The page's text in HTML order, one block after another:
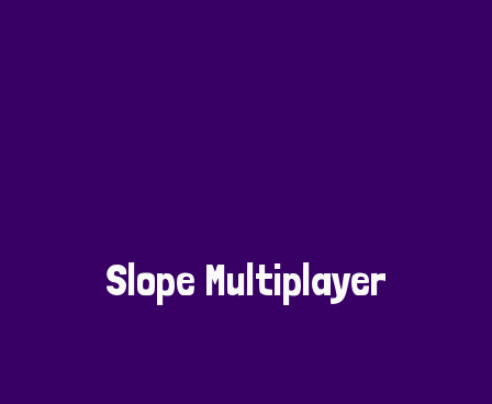
Slope Multiplayer